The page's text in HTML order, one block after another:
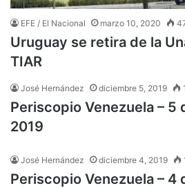
EFE / El Nacional marzo 10, 2020
Uruguay se retira de la
TIAR
José Hernández diciembre 5, 2019
Periscopio Venezuela – 5
2019
José Hernández diciembre 4, 2019
Periscopio Venezuela – 4